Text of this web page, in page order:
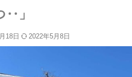
‥」
18日 2022年5月8日